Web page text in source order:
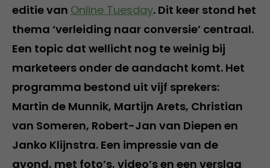
editie van Online Tuesday. Dit keer stond het
thema ‘verleiding naar conversie’ centraal.
Een topic dat wellicht nog te weinig bij
marketeers onder de aandacht komt. Het
programma bestond uit vijf sprekers:
Martin de Munnik, Martijn Arets, Christian
van Someren, Robert-Jan van Diepen en
Janko Klijnstra. Een impressie van de
avond, met foto’s, video’s en een verslag